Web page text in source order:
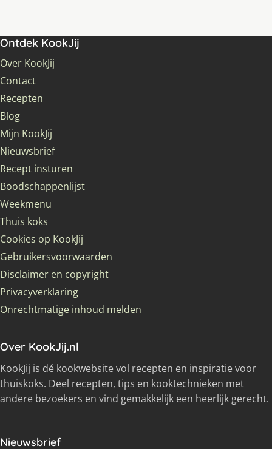
Ontdek KookJij
Over KookJij
Contact
Recepten
Blog
Mijn KookJij
Nieuwsbrief
Recept insturen
Boodschappenlijst
Weekmenu
Thuis koks
Cookies op KookJij
Gebruikersvoorwaarden
Disclaimer en copyright
Privacyverklaring
Onrechtmatige inhoud melden
Over KookJij.nl
KookJij is dé kookwebsite vol recepten en inspiratie voor
thuiskoks. Deel recepten, tips en kooktechnieken met
andere bezoekers en vind gemakkelijk een heerlijk gerecht.
Nieuwsbrief